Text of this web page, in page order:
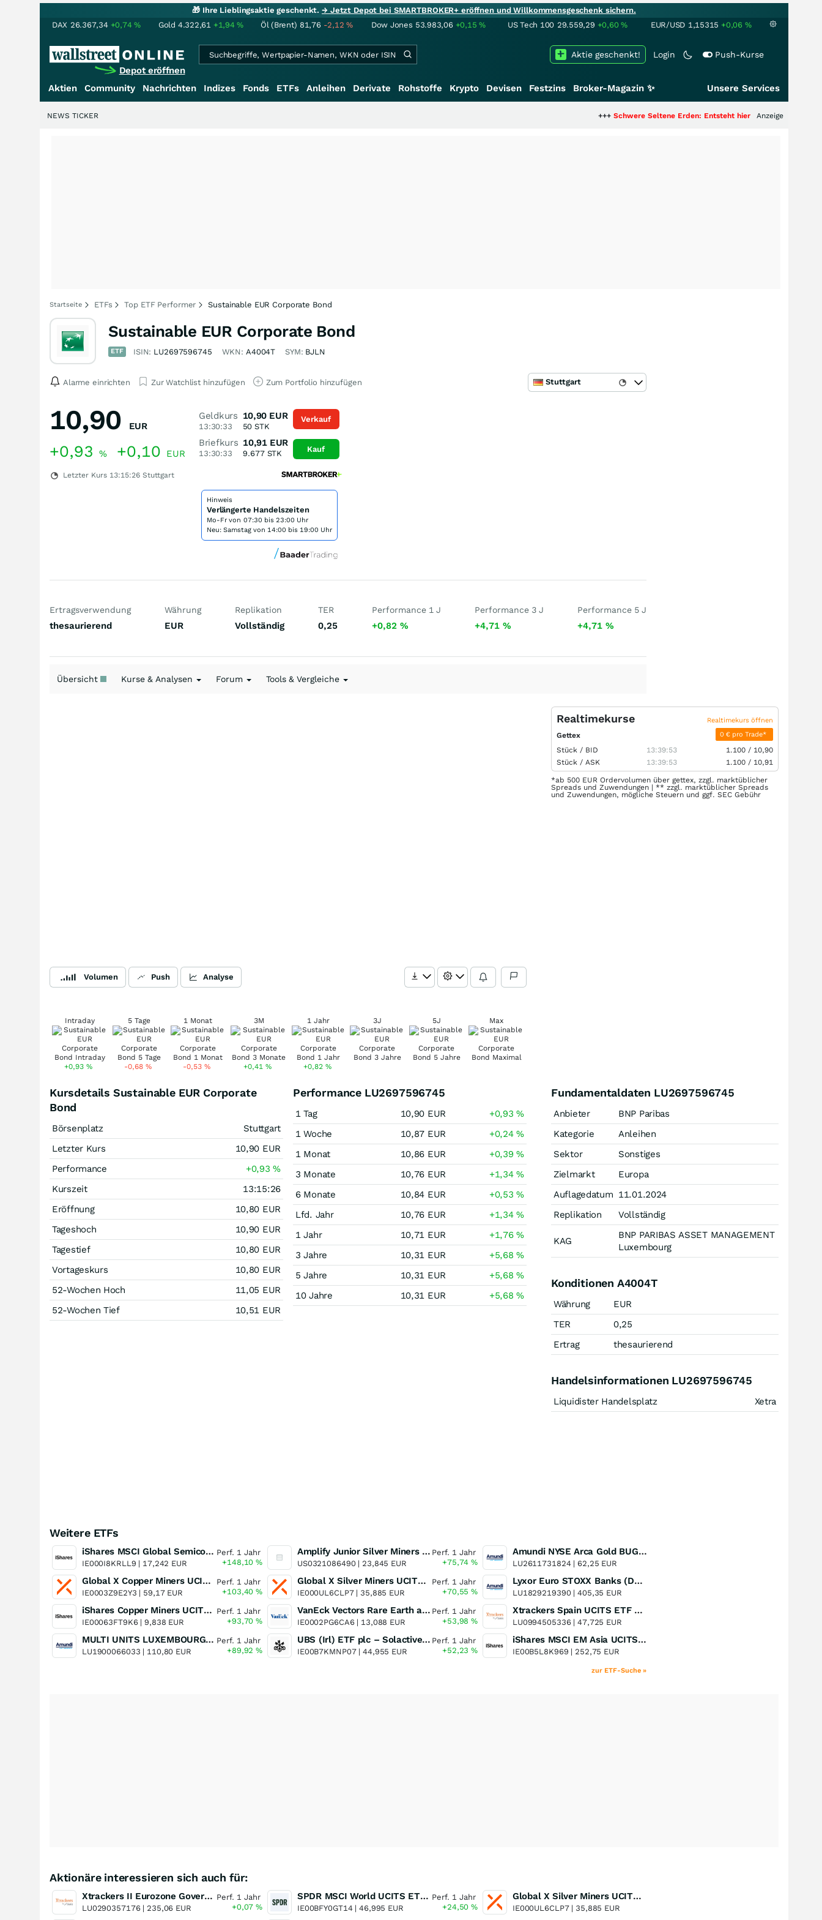
🎁 Ihre Lieblingsaktie geschenkt.→ Jetzt Depot bei SMARTBROKER+ eröffnen und Willkommensgeschenk sichern.
DAX 26.367,34 +0,74% Gold 4.322,61 +1,94% Öl (Brent) 81,76 -2,12% Dow Jones 53.983,06 +0,15% US Tech 100 29.559,29 +0,60% EUR/USD 1,15315 +0,06 %
Depot eröffnen
Login Push-Kurse
Aktie geschenkt!
Aktien Community Nachrichten Indizes Fonds ETFs Anleihen Derivate Rohstoffe Krypto Devisen Festzins Broker-Magazin ✨ Unsere Services
Schwere Seltene Erden: Entsteht hier die nächste Milliardenstory?
Anzeige
NEWS TICKER
Startseite ETFs Top ETF Performer Sustainable EUR Corporate Bond
Sustainable EUR Corporate Bond
ETF ISIN: LU2697596745 WKN: A4004T SYM: BJLN
Alarme einrichten Zur Watchlist hinzufügen Zum Portfolio hinzufügen Stuttgart
10,90 EUR
+0,93 % +0,10 EUR
Letzter Kurs 13:15:26 Stuttgart
Geldkurs
13:30:33
10,90 EUR
50 STK
Briefkurs
13:30:33
10,91 EUR
9.677STK
Verkauf
Kauf
Hinweis
Verlängerte Handelszeiten
Mo-Fr von 07:30 bis 23:00 Uhr
Neu: Samstag von 14:00 bis 19:00 Uhr
Ertragsverwendung
thesaurierend
Währung
EUR
Replikation
Vollständig
TER
0,25
Performance 1 J
+0,82 %
Performance 3 J
+4,71 %
Performance 5 J
+4,71 %
Übersicht Kurse & Analysen Forum Tools & Vergleiche
Volumen Push Analyse
Intraday
+0,93%
5 Tage
-0,68 %
1 Monat
-0,53%
3M
+0,41%
1 Jahr
+0,82 %
3J 5J Max
Realtimekurse Realtimekurs öffnen
Gettex 0 € pro Trade*
Stück / BID 13:39:53 1.100 / 10,90
Stück / ASK 13:39:53 1.100 / 10,91
*ab 500 EUR Ordervolumen über gettex, zzgl. marktüblicher
Spreads und Zuwendungen | ** zzgl. marktüblicher Spreads
und Zuwendungen, mögliche Steuern und ggf. SEC Gebühr
Kursdetails Sustainable EUR Corporate
Bond
Börsenplatz
Stuttgart
Letzter Kurs
10,90 EUR
Performance
+0,93%
Kurszeit
13:15:26
Eröffnung
10,80 EUR
Tageshoch
10,90 EUR
Tagestief
10,80 EUR
Vortageskurs
10,80 EUR
52-Wochen Hoch
11,05 EUR
52-Wochen Tief
10,51 EUR
Performance LU2697596745
1 Tag 10,90 EUR +0,93%
1 Woche
10,87 EUR +0,24%
1 Monat
10,86 EUR +0,39%
3 Monate
10,76 EUR +1,34%
6 Monate
10,84 EUR +0,53%
Lfd. Jahr
10,76 EUR +1,34%
1 Jahr
10,71 EUR +1,76%
3 Jahre
10,31 EUR +5,68%
5 Jahre
10,31 EUR +5,68%
10 Jahre
10,31 EUR +5,68%
Fundamentaldaten LU2697596745
Anbieter
BNP Paribas
Kategorie
Anleihen
Sektor
Sonstiges
Zielmarkt
Europa
Auflagedatum 11.01.2024
Replikation
Vollständig
KAG
BNP PARIBAS ASSET MANAGEMENT
Luxembourg
Konditionen A4004T
Währung
EUR
TER
0,25
Ertrag
thesaurierend
Handelsinformationen LU2697596745
Liquidister Handelsplatz Xetra
Weitere ETFs
iShares MSCI Global Semiconductors UCITS ETF USD (Acc)
IE000I8KRLL9 | 17,242 EUR
Perf. 1 Jahr
+148,10%
Global X Copper Miners UCITS ETF USD Acc
IE0003Z9E2Y3 | 59,17 EUR
Perf. 1 Jahr
+103,40%
iShares Copper Miners UCITS ETF
IE00063FT9K6 |9,838 EUR
Perf. 1 Jahr
+93,70%
MULTI UNITS LUXEMBOURG - Lyxor MSCI Semiconductors ESG Filtered
LU1900066033 | 110,80 EUR
Perf. 1 Jahr
+89,92%
Amplify Junior Silver Miners ETF Junior Silver Miners ETF
US0321086490 | 23,845 EUR
Perf. 1 Jahr
+75,74%
Global X Silver Miners UCITS ETF
IE000UL6CLP7 | 35,885 EUR
Perf. 1 Jahr
+70,55%
VanEck Vectors Rare Earth and Strategic Metals UCITS ETF
IE0002PG6CA6 | 13,088 EUR
Perf. 1 Jahr
+53,98%
UBS (Irl) ETF plc – Solactive Global Pure Gold Miners UCITS ETF - A Dis USD o.N.
IE00B7KMNP07 |44,955 EUR
Perf. 1 Jahr
+52,23%
Amundi NYSE Arca Gold BUGS UCITS ETF Dist
LU2611731824 | 62,25 EUR
Lyxor Euro STOXX Banks (DR) UCITS ETF- Acc
LU1829219390 |405,35 EUR
Xtrackers Spain UCITS ETF Distribution
LU0994505336 |47,725 EUR
iShares MSCI EM Asia UCITS ETF
IE00B5L8K969 | 252,75 EUR
zur ETF-Suche »
Aktionäre interessieren sich auch für:
Xtrackers II Eurozone Government Bond 5-7 UCITS ETF
LU0290357176 | 235,06 EUR
Perf. 1 Jahr
+0,07%
SPDR MSCI World UCITS ETF USD
IE00BFY0GT14 |46,995 EUR
Perf. 1 Jahr
+24,50%
Global X Silver Miners UCITS ETF
IE000UL6CLP7 | 35,885 EUR